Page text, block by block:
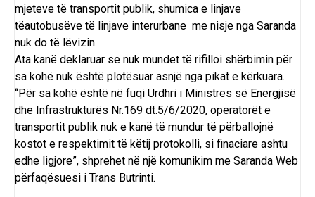
mjeteve të transportit publik, shumica e linjave
tëautobusëve të linjave interurbane me nisje nga Saranda
nuk do të lëvizin.
Ata kanë deklaruar se nuk mundet të rifilloi shërbimin për
sa kohë nuk është plotësuar asnjë nga pikat e kërkuara.
“Për sa kohë është në fuqi Urdhri i Ministres së Energjisë
dhe Infrastrukturës Nr.169 dt.5/6/2020, operatorët e
transportit publik nuk e kanë të mundur të përballojnë
kostot e respektimit të këtij protokolli, si finaciare ashtu
edhe ligjore”, shprehet në një komunikim me Saranda Web
përfaqësuesi i Trans Butrinti.